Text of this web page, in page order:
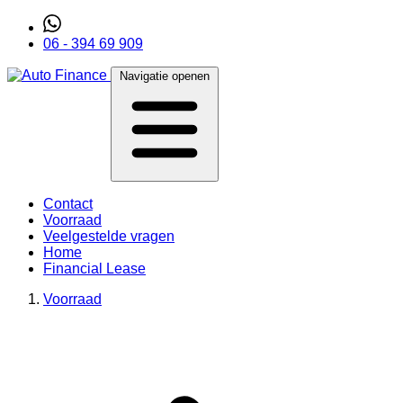
06 - 394 69 909
Navigatie openen
Contact
Voorraad
Veelgestelde vragen
Home
Financial Lease
Voorraad